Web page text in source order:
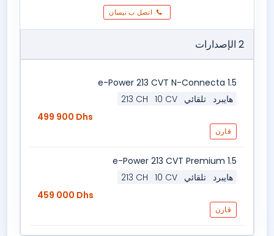
2 الإصدارات
1.5 e-Power 213 CVT N-Connecta
هايبرد تلقائي 10 CV
213 CH
499 900 Dhs
قارن
1.5 e-Power 213 CVT Premium
هايبرد تلقائي 10 CV
213 CH
459 000 Dhs
قارن